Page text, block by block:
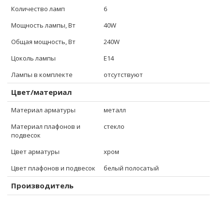
Количество ламп
6
Мощность лампы, Вт
40W
Общая мощность, Вт
240W
Цоколь лампы
E14
Лампы в комплекте
отсутствуют
Цвет/материал
Материал арматуры
металл
Материал плафонов и
подвесок
стекло
Цвет арматуры
хром
Цвет плафонов и подвесок
белый полосатый
Производитель